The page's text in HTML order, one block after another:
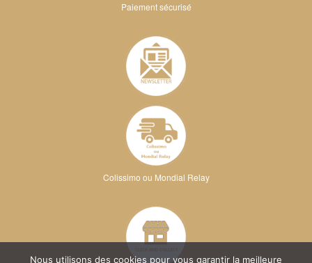
Paiement sécurisé
Colissimo ou Mondial Relay
Nous utilisons des cookies pour vous garantir la meilleure